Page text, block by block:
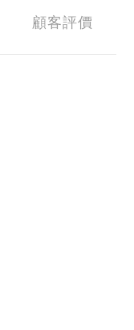
顧客評價